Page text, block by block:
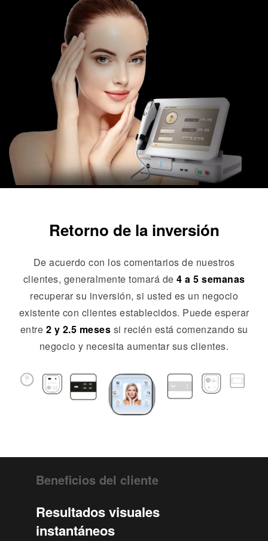
Retorno de la inversión
De acuerdo con los comentarios de nuestros
clientes, generalmente tomará de 4 a 5 semanas
recuperar su inversión, si usted es un negocio
existente con clientes establecidos. Puede esperar
entre 2 y 2.5 meses si recién está comenzando su
negocio y necesita aumentar sus clientes.
Beneficios del cliente
Resultados visuales
instantáneos